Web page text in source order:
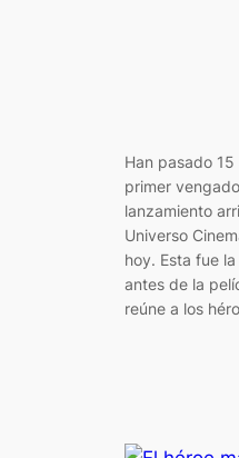
Han pasado
primer
lanzamiento
Universo
hoy. Esta fue
antes de la
reúne a los